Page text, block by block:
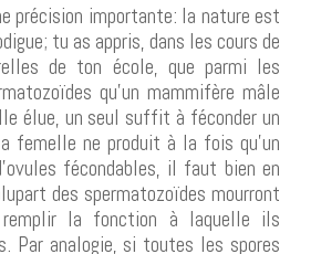
précision importante: la nature est
tu as appris, dans les cours de
de ton école, que parmi les
qu'un mammifère mâle
élue, un seul suffit à féconder un
femelle ne produit à la fois qu'un
fécondables, il faut bien en
des spermatozoïdes mourront
la fonction à laquelle ils
Par analogie, si toutes les spores